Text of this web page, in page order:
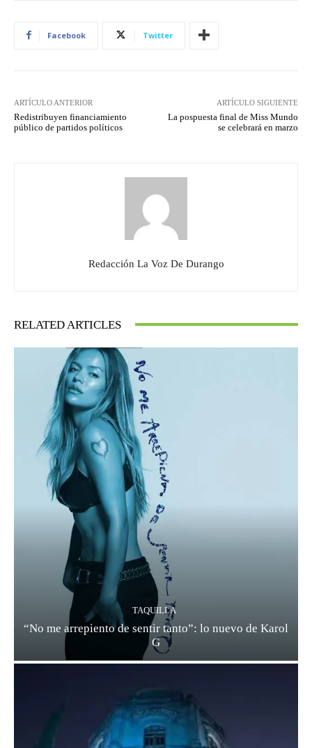
Facebook Twitter
ARTÍCULO ANTERIOR
Redistribuyen financiamiento
público de partidos políticos
ARTÍCULO SIGUIENTE
La pospuesta final de Miss Mundo
se celebrará en marzo
Redacción La Voz De Durango
RELATED ARTICLES
TAQUILLA
“No me arrepiento de sentir tanto”: lo nuevo de Karol
G